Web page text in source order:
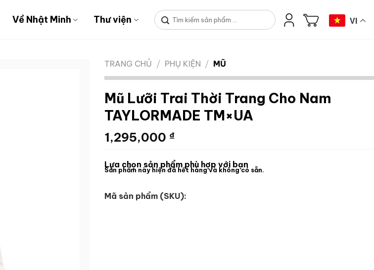
Về Nhật Minh Thư viện
Tìm
kiếm:
VI
TRANG CHỦ / PHỤ KIỆN / MŨ
Mũ Lưỡi Trai Thời Trang Cho Nam
TAYLORMADE TM×UA
1,295,000 ₫
Lựa chọn sản phẩm phù hợp với bạn
Sản phẩm này hiện đã hết hàng và không có sẵn.
Mã sản phẩm (SKU):